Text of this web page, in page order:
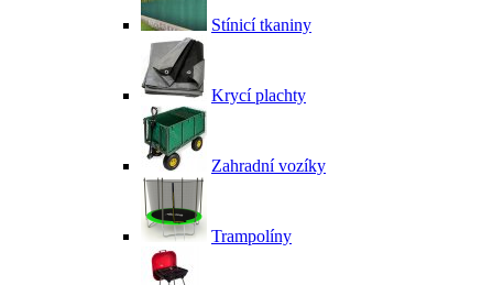
Stínicí tkaniny
Krycí plachty
Zahradní vozíky
Trampolíny